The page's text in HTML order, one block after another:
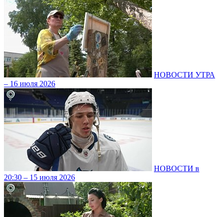
НОВОСТИ УТРА
– 16 июля 2026
НОВОСТИ в
20:30 – 15 июля 2026